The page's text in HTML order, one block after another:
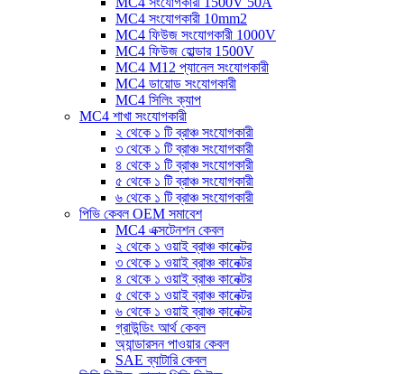
MC4 সংযোগকারী 10mm2
MC4 ফিউজ সংযোগকারী 1000V
MC4 ফিউজ হোল্ডার 1500V
MC4 M12 প্যানেল সংযোগকারী
MC4 ডায়োড সংযোগকারী
MC4 সিলিং ক্যাপ
MC4 শাখা সংযোগকারী
২ থেকে ১ টি ব্রাঞ্চ সংযোগকারী
৩ থেকে ১ টি ব্রাঞ্চ সংযোগকারী
৪ থেকে ১ টি ব্রাঞ্চ সংযোগকারী
৫ থেকে ১ টি ব্রাঞ্চ সংযোগকারী
৬ থেকে ১ টি ব্রাঞ্চ সংযোগকারী
পিভি কেবল OEM সমাবেশ
MC4 এক্সটেনশন কেবল
২ থেকে ১ ওয়াই ব্রাঞ্চ কানেক্টর
৩ থেকে ১ ওয়াই ব্রাঞ্চ কানেক্টর
৪ থেকে ১ ওয়াই ব্রাঞ্চ কানেক্টর
৫ থেকে ১ ওয়াই ব্রাঞ্চ কানেক্টর
৬ থেকে ১ ওয়াই ব্রাঞ্চ কানেক্টর
গ্রাউন্ডিং আর্থ কেবল
অ্যান্ডারসন পাওয়ার কেবল
SAE ব্যাটারি কেবল